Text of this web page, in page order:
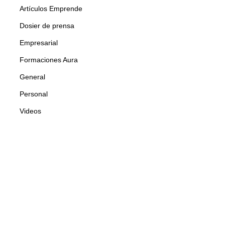
Artículos Emprende
Dosier de prensa
Empresarial
Formaciones Aura
General
Personal
Videos